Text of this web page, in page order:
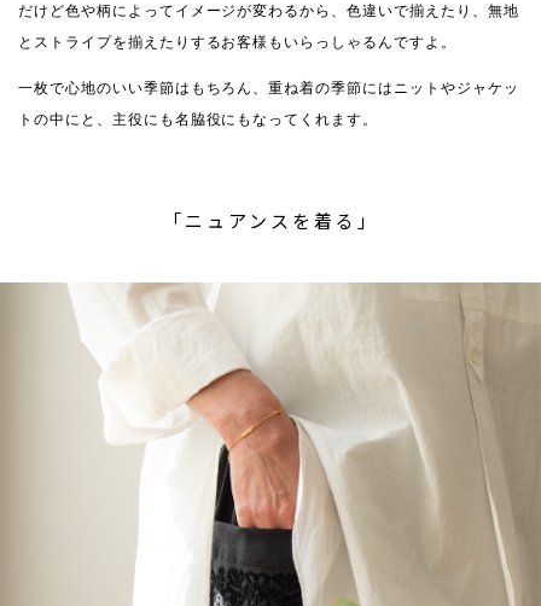
だけど色や柄によってイメージが変わるから、色違いで揃えたり、無地
とストライプを揃えたりするお客様もいらっしゃるんですよ。
一枚で心地のいい季節はもちろん、重ね着の季節にはニットやジャケッ
トの中にと、主役にも名脇役にもなってくれます。
「ニュアンスを着る」